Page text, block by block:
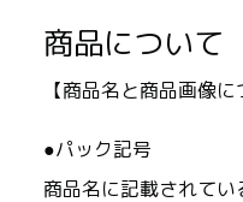
商品について
【商品名と商品画像に
●パック記号
商品名に記載されて